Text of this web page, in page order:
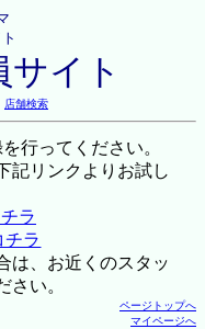
イト
店舗検索
行ってください。
記リンクよりお試し
ラ
チラ
は、お近くのスタッ
さい。
ページトップへ
マイページへ